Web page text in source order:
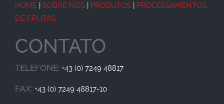
HOME SOBRE NOS PRODUTOS
PROCESSAMENTOS
DE FRUTAS
CONTATO
TELEFONE: +43 (0) 7249 48817
FAX: +43 (0) 7249 48817-10